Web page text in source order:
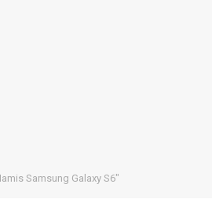
Samsung Galaxy S6"